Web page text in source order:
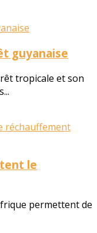
guyanaise
tropicale et son
le
permettent de